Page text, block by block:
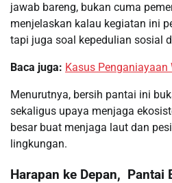
jawab bareng, bukan cuma
menjelaskan kalau kegiatan ini
tapi juga soal kepedulian sosial
Baca juga: Kasus
Menurutnya, bersih pantai ini
sekaligus upaya menjaga
besar buat menjaga laut dan
lingkungan.
Harapan ke Depan, Pantai